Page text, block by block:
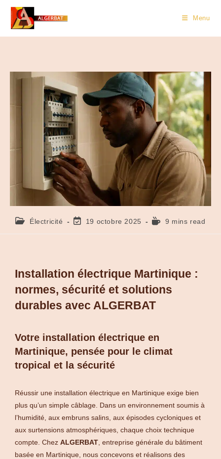
Menu
Électricité 19 octobre 2025 9 mins read
Installation électrique Martinique :
normes, sécurité et solutions
durables avec ALGERBAT
Votre installation électrique en
Martinique, pensée pour le climat
tropical et la sécurité
Réussir une installation électrique en Martinique exige bien
plus qu’un simple câblage. Dans un environnement soumis à
l’humidité, aux embruns salins, aux épisodes cycloniques et
aux surtensions atmosphériques, chaque choix technique
compte. Chez ALGERBAT , entreprise générale du bâtiment
basée en Martinique, nous concevons et réalisons des